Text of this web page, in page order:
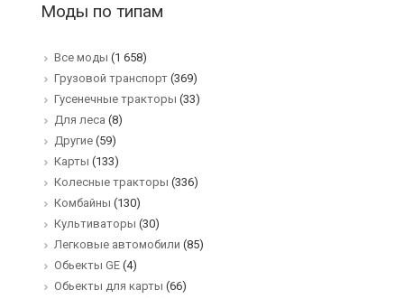
Моды по типам
Все моды (1 658)
Грузовой транспорт (369)
Гусенечные тракторы (33)
Для леса (8)
Другие (59)
Карты (133)
Колесные тракторы (336)
Комбайны (130)
Культиваторы (30)
Легковые автомобили (85)
Обьекты GE (4)
Обьекты для карты (66)